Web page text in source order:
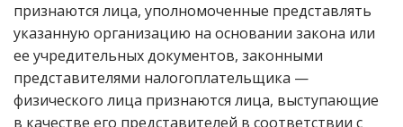
признаются лица, уполномоченные представлять
указанную организацию на основании закона или
ее учредительных документов, законными
представителями налогоплательщика —
физического лица признаются лица, выступающие
в качестве его представителей в соответствии с